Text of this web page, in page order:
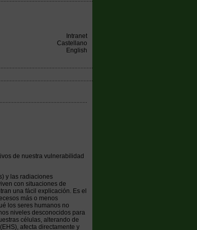
Intranet
Castellano
English
de nuestra vulnerabilidad
y las radiaciones
con situaciones de
una fácil explicación. Es el
más o menos
los seres humanos no
niveles desconocidos para
células, alterando de
afecta directamente y